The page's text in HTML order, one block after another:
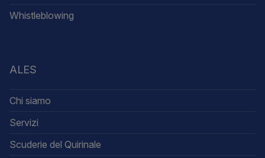
Whistleblowing
ALES
Chi siamo
Servizi
Scuderie del Quirinale